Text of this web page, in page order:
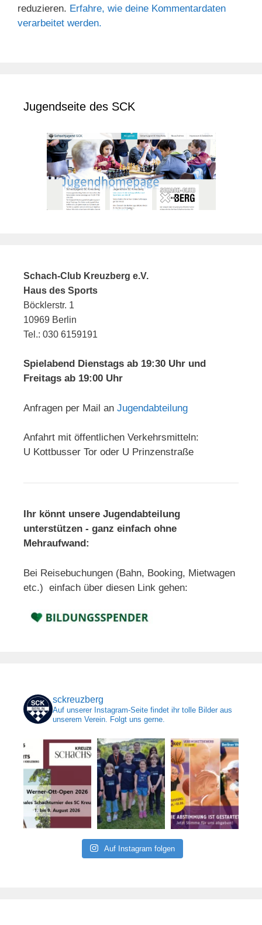
reduzieren. Erfahre, wie deine Kommentardaten
verarbeitet werden.
Jugendseite des SCK
Schach-Club Kreuzberg e.V.
Haus des Sports
Böcklerstr. 1
10969 Berlin
Tel.: 030 6159191
Spielabend Dienstags ab 19:30 Uhr und
Freitags ab 19:00 Uhr
Anfragen per Mail an Jugendabteilung
Anfahrt mit öffentlichen Verkehrsmitteln:
U Kottbusser Tor oder U Prinzenstraße
Ihr könnt unsere Jugendabteilung
unterstützen - ganz einfach ohne
Mehraufwand:
Bei Reisebuchungen (Bahn, Booking, Mietwagen
etc.) einfach über diesen Link gehen:
sckreuzberg
Auf unserer Instagram-Seite findet ihr tolle Bilder aus
unserem Verein. Folgt uns gerne.
Auf Instagram folgen